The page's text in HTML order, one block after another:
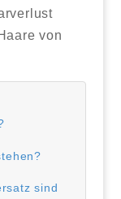
von
sind